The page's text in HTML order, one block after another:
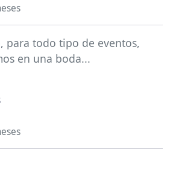
para todo tipo de eventos,
en una boda...